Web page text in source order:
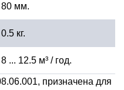
80 мм.
0.5 кг.
8 ... 12.5 м³ / год.
призначена для